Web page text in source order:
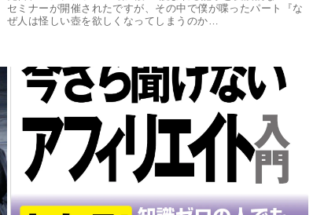
セミナーが開催されたですが、その中で僕が喋ったパート『な
ぜ人は怪しい壺を欲しくなってしまうのか…